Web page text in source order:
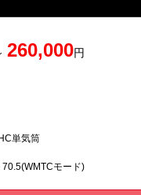
260,000円
単気筒
モード)